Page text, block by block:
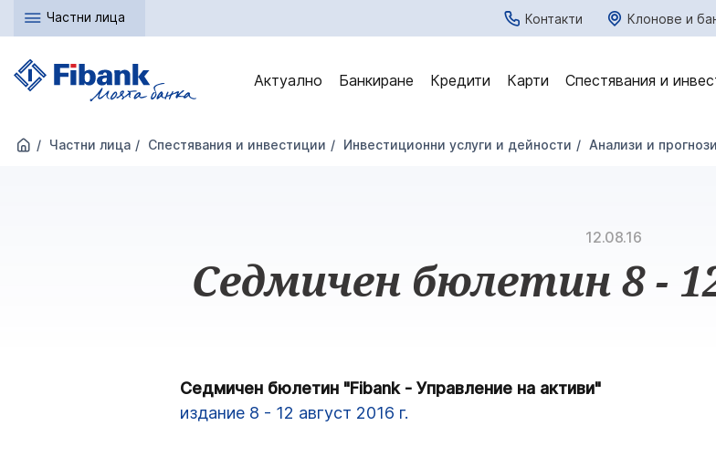
Частни лица Контакти Клонове и
Актуално Банкиране Кредити Карти Спестявания и
Частни лица Спестявания и инвестиции Инвестиционни услуги и дейности Анализи и прогнози
12.08.16
Седмичен бюлетин 8 -
Седмичен бюлетин "Fibank - Управление на активи"
издание 8 - 12 август 2016 г.